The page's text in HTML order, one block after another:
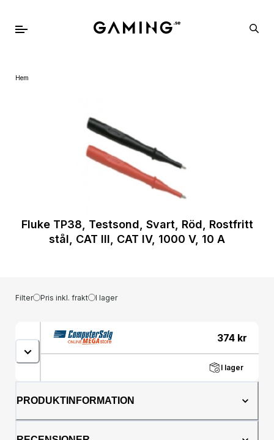
Hem
Fluke TP38, Testsond, Svart, Röd, Rostfritt
stål, CAT III, CAT IV, 1000 V, 10 A
Filter Pris inkl. frakt I lager
374 kr
I lager
PRODUKTINFORMATION